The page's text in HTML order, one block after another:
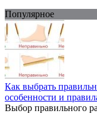
Популярное
Как выбрать
особенности и
Выбор правильного